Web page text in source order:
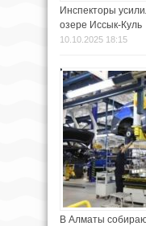
Инспекторы
озере Иссык-Куль
10.10.2025 18:15
В Алматы